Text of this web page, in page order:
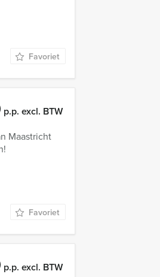
Favoriet
p.p. excl. BTW
Maastricht
Favoriet
p.p. excl. BTW